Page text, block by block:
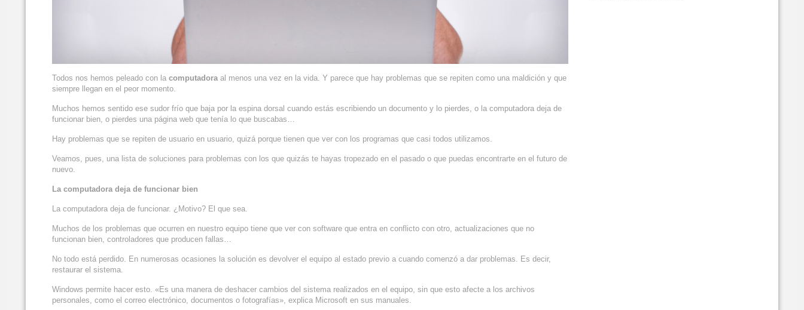
Todos nos hemos peleado con la computadora al menos una vez en la vida. Y parece que hay problemas que se repiten como una maldición y que
siempre llegan en el peor momento.
Muchos hemos sentido ese sudor frío que baja por la espina dorsal cuando estás escribiendo un documento y lo pierdes, o la computadora deja de
funcionar bien, o pierdes una página web que tenía lo que buscabas…
Hay problemas que se repiten de usuario en usuario, quizá porque tienen que ver con los programas que casi todos utilizamos.
Veamos, pues, una lista de soluciones para problemas con los que quizás te hayas tropezado en el pasado o que puedas encontrarte en el futuro de
nuevo.
La computadora deja de funcionar bien
La computadora deja de funcionar. ¿Motivo? El que sea.
Muchos de los problemas que ocurren en nuestro equipo tiene que ver con software que entra en conflicto con otro, actualizaciones que no
funcionan bien, controladores que producen fallas…
No todo está perdido. En numerosas ocasiones la solución es devolver el equipo al estado previo a cuando comenzó a dar problemas. Es decir,
restaurar el sistema.
Windows permite hacer esto. «Es una manera de deshacer cambios del sistema realizados en el equipo, sin que esto afecte a los archivos
personales, como el correo electrónico, documentos o fotografías», explica Microsoft en sus manuales.